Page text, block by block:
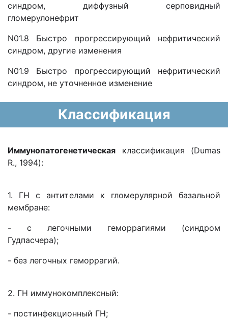
синдром, диффузный серповидный
гломерулонефрит
N01.8 Быстро прогрессирующий нефритический
синдром, другие изменения
N01.9 Быстро прогрессирующий нефритический
синдром, не уточненное изменение
Классификация
Иммунопатогенетическая классификация (Dumas
R., 1994):
1. ГН с антителами к гломерулярной базальной
мембране:
- с легочными геморрагиями (синдром
Гудпасчера);
- без легочных геморрагий.
2. ГН иммунокомплексный:
- постинфекционный ГН;